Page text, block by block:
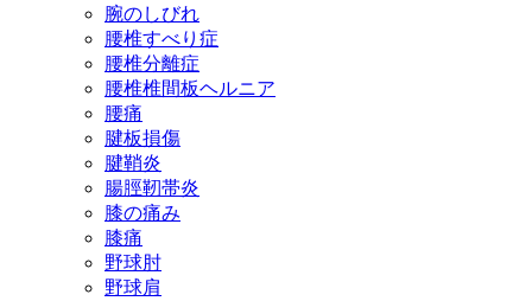
腕のしびれ
腰椎すべり症
腰椎分離症
腰椎椎間板ヘルニア
腰痛
腱板損傷
腱鞘炎
腸脛靭帯炎
膝の痛み
膝痛
野球肘
野球肩